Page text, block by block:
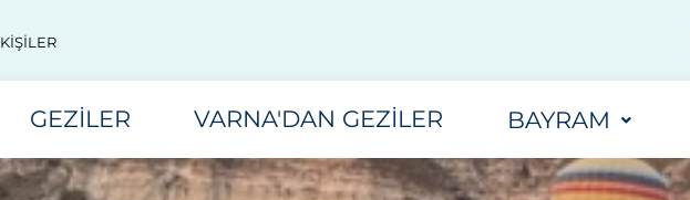
KIŞILER
GEZILER VARNA'DAN GEZILER BAYRAM